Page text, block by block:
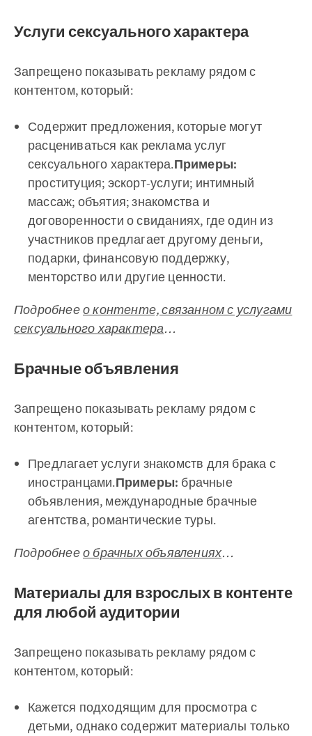
Услуги сексуального характера
Запрещено показывать рекламу рядом с
контентом, который:
Содержит предложения, которые могут
расцениваться как реклама услуг
сексуального характера.Примеры:
проституция; эскорт-услуги; интимный
массаж; объятия; знакомства и
договоренности о свиданиях, где один из
участников предлагает другому деньги,
подарки, финансовую поддержку,
менторство или другие ценности.
Подробнеео контенте, связанном с услугами
сексуального характера…
Брачные объявления
Запрещено показывать рекламу рядом с
контентом, который:
Предлагает услуги знакомств для брака с
иностранцами.Примеры: брачные
объявления, международные брачные
агентства, романтические туры.
Подробнеео брачных объявлениях…
Материалы для взрослых в контенте
для любой аудитории
Запрещено показывать рекламу рядом с
контентом, который:
Кажется подходящим для просмотра с
детьми, однако содержит материалы только